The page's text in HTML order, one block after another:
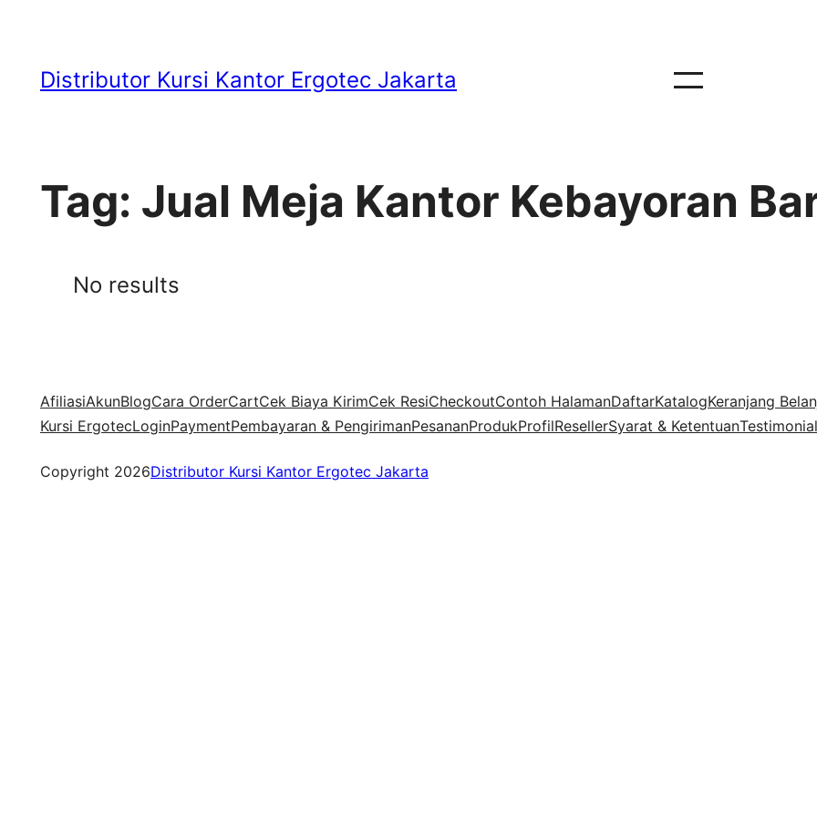
content
Distributor Kursi Kantor Ergotec Jakarta
Tag: Jual Meja Kantor Kebayoran
No results
AfiliasiAkunBlogCara OrderCartCek Biaya KirimCek ResiCheckoutContoh HalamanDaftarKatalogKeranjang
Kursi ErgotecLoginPaymentPembayaran & PengirimanPesananProdukProfilResellerSyarat & KetentuanTestimonial
Copyright 2026Distributor Kursi Kantor Ergotec Jakarta